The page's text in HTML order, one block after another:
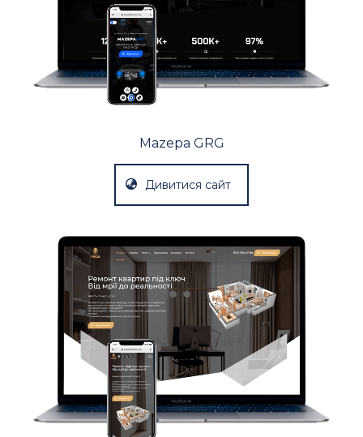
Mazepa GRG
Дивитися сайт